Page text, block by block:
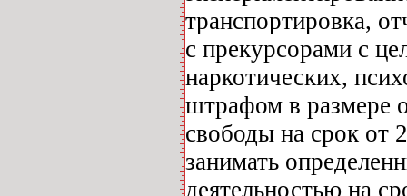
транспортировка,
с прекурсорами с
наркотических,
штрафом в размере
свободы на срок от
занимать
деятельностью на